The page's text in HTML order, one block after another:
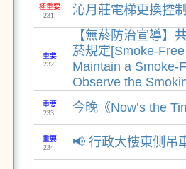
極重要
231.
沁月莊電梯更換控
重要
232.
【無菸防治宣導】
菸規定[Smoke-
Maintain a
Observe the
重要
233.
今晚《Now’s the
重要
234.
📢 行政大樓東側吊